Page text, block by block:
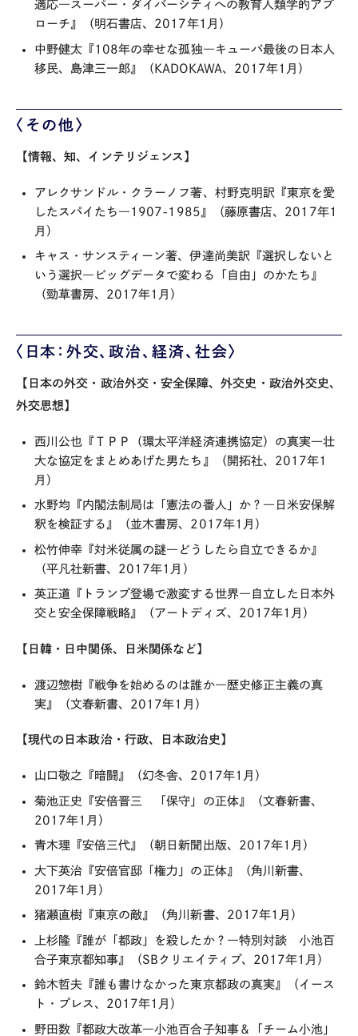
適応―スーパー・ダイバーシティへの教育人類学的アプ
ローチ』（明石書店、2017年1月）
中野健太『108年の幸せな孤独―キューバ最後の日本人
移民、島津三一郎』（KADOKAWA、2017年1月）
〈その他〉
【情報、知、インテリジェンス】
アレクサンドル・クラーノフ著、村野克明訳『東京を愛
したスパイたち―1907-1985』（藤原書店、2017年1
月）
キャス・サンスティーン著、伊達尚美訳『選択しないと
いう選択―ビッグデータで変わる「自由」のかたち』
（勁草書房、2017年1月）
〈日本：外交、政治、経済、社会〉
【日本の外交・政治外交・安全保障、外交史・政治外交史、
外交思想】
西川公也『ＴＰＰ（環太平洋経済連携協定）の真実―壮
大な協定をまとめあげた男たち』（開拓社、2017年1
月）
水野均『内閣法制局は「憲法の番人」か？―日米安保解
釈を検証する』（並木書房、2017年1月）
松竹伸幸『対米従属の謎―どうしたら自立できるか』
（平凡社新書、2017年1月）
英正道『トランプ登場で激変する世界―自立した日本外
交と安全保障戦略』（アートディズ、2017年1月）
【日韓・日中関係、日米関係など】
渡辺惣樹『戦争を始めるのは誰か―歴史修正主義の真
実』（文春新書、2017年1月）
【現代の日本政治・行政、日本政治史】
山口敬之『暗闘』（幻冬舎、2017年1月）
菊池正史『安倍晋三 「保守」の正体』（文春新書、
2017年1月）
青木理『安倍三代』（朝日新聞出版、2017年1月）
大下英治『安倍官邸「権力」の正体』（角川新書、
2017年1月）
猪瀬直樹『東京の敵』（角川新書、2017年1月）
上杉隆『誰が「都政」を殺したか？―特別対談 小池百
合子東京都知事』（SBクリエイティブ、2017年1月）
鈴木哲夫『誰も書けなかった東京都政の真実』（イース
ト・プレス、2017年1月）
野田数『都政大改革―小池百合子知事＆「チーム小池」